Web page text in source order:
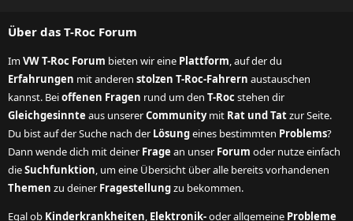
Über das T-Roc Forum
ImVW T-Roc Forum bieten wir eine Plattform, auf der du
Erfahrungen mit anderen stolzen T-Roc-Fahrern austauschen
kannst. Beioffenen Fragen rund um den T-Rocstehen dir
Gleichgesinnte aus unsererCommunitymit Rat und Tatzur Seite.
Du bist auf der Suche nach der Lösungeines bestimmten Problems?
Dann wende dich mit deiner Frage an unser Forum oder nutze einfach
dieSuchfunktion, um eine Übersicht über alle bereits vorhandenen
Themen zu deiner Fragestellungzu bekommen.
Egal ob Kinderkrankheiten, Elektronik-oder allgemeine Probleme